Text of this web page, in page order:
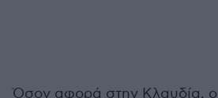
Όσον αφορά στην Κλαυδία,